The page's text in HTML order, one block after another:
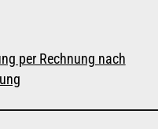
per Rechnung nach